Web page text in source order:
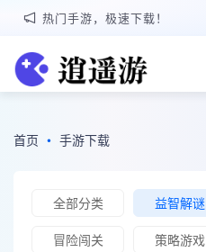
热门手游，极速下载！
首页 • 手游下载
全部分类 益智解谜
冒险闯关 策略游戏